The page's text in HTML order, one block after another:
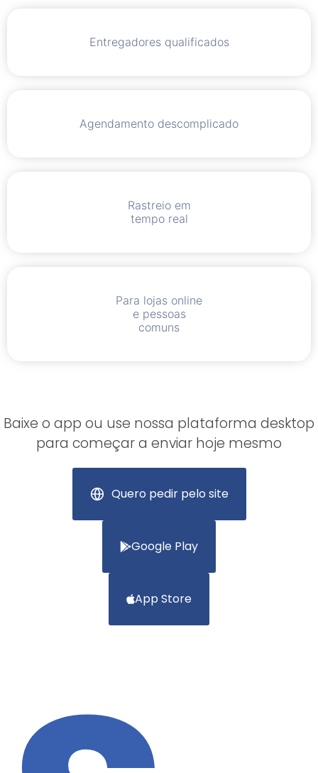
Entregadores qualificados
Agendamento descomplicado
Rastreio em
tempo real
Para lojas online
e pessoas
comuns
Baixe o app ou use nossa plataforma desktop
para começar a enviar hoje mesmo
Quero pedir pelo site
Google Play
App Store